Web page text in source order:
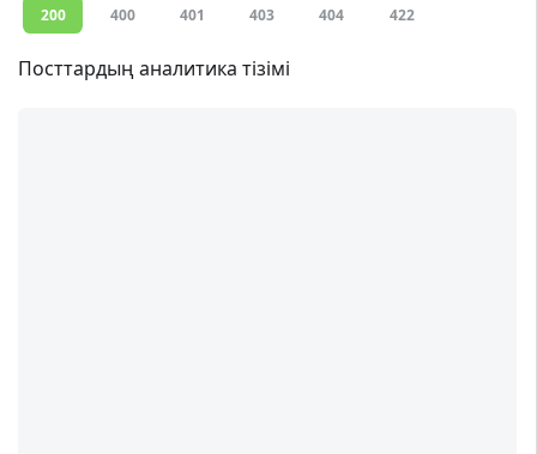
200 400 401 403 404 422
Посттардың аналитика тізімі